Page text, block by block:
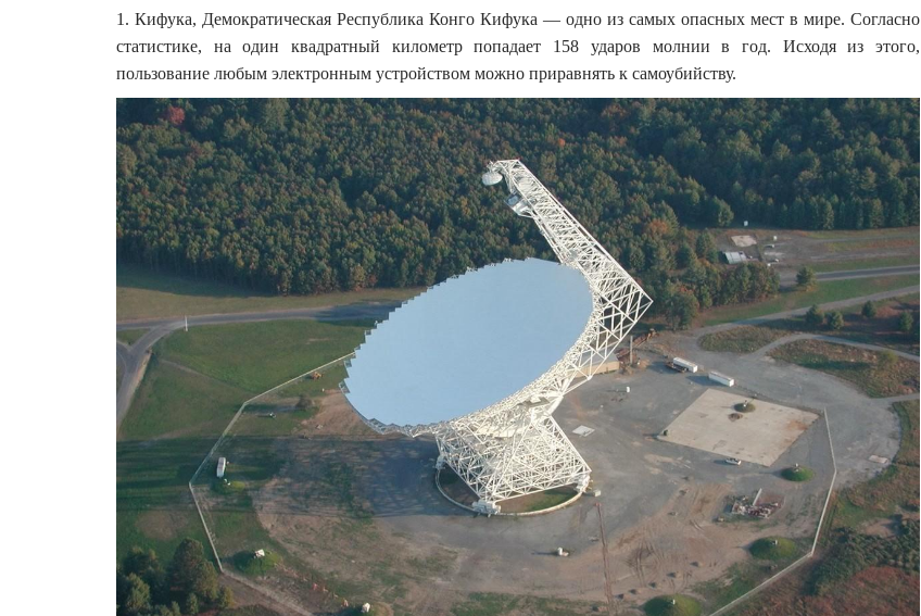
1. Кифука, Демократическая Республика Конго Кифука — одно из самых опасных мест в мире. Согласно
статистике, на один квадратный километр попадает 158 ударов молнии в год. Исходя из этого,
пользование любым электронным устройством можно приравнять к самоубийству.